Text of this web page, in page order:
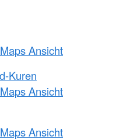
Ansicht
Kuren
Ansicht
Ansicht